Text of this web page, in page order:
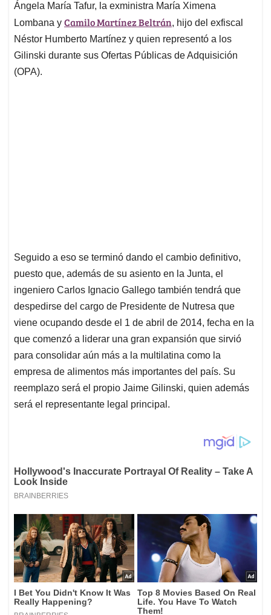
Ángela María Tafur, la exministra María Ximena
Lombana y Camilo Martínez Beltrán, hijo del exfiscal
Néstor Humberto Martínez y quien representó a los
Gilinski durante sus Ofertas Públicas de Adquisición
(OPA).
Seguido a eso se terminó dando el cambio definitivo,
puesto que, además de su asiento en la Junta, el
ingeniero Carlos Ignacio Gallego también tendrá que
despedirse del cargo de Presidente de Nutresa que
viene ocupando desde el 1 de abril de 2014, fecha en la
que comenzó a liderar una gran expansión que sirvió
para consolidar aún más a la multilatina como la
empresa de alimentos más importantes del país. Su
reemplazo será el propio Jaime Gilinski, quien además
será el representante legal principal.